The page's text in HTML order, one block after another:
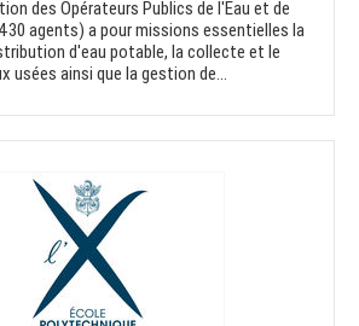
des Opérateurs Publics de l'Eau et de
agents) a pour missions essentielles la
d'eau potable, la collecte et le
usées ainsi que la gestion de...